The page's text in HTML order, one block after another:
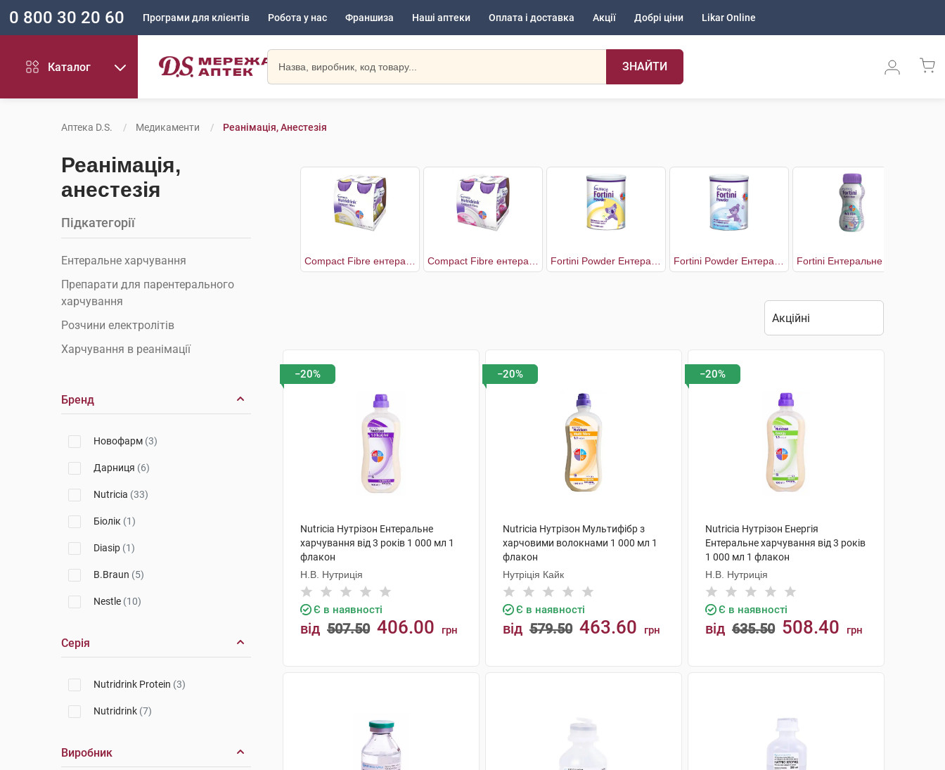
0 800 30 20 60 Програми для клієнтів Робота у нас Франшиза Наші аптеки Оплата і доставка Акції Добрі ціни Likar Online
Каталог ЗНАЙТИ
Аптека D.S. Медикаменти Реанімація, Анестезія
Реанімація,
анестезія
Підкатегорії
Ентеральне харчування
Препарати для парентерального
харчування
Розчини електролітів
Харчування в реанімації
Бренд
Новофарм (3)
Дарниця (6)
Nutricia (33)
Біолік (1)
Diasip (1)
B.Braun (5)
Nestle (10)
Серія
Nutridrink Protein (3)
Nutridrink (7)
Виробник
−20%
Nutricia Нутрізон Ентеральне
харчування від 3 років 1 000 мл 1
флакон
Н.В. Нутриція
Є в наявності
від 507.50 406.00 грн
−20%
Nutricia Нутрізон Мультифібр з
харчовими волокнами 1 000 мл 1
флакон
Нутріція Кайк
Є в наявності
від 579.50 463.60 грн
−20%
Nutricia Нутрізон Енергія
Ентеральне харчування від 3 років
1 000 мл 1 флакон
Н.В. Нутриція
Є в наявності
від 635.50 508.40 грн